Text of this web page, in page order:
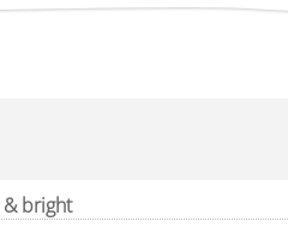
bright